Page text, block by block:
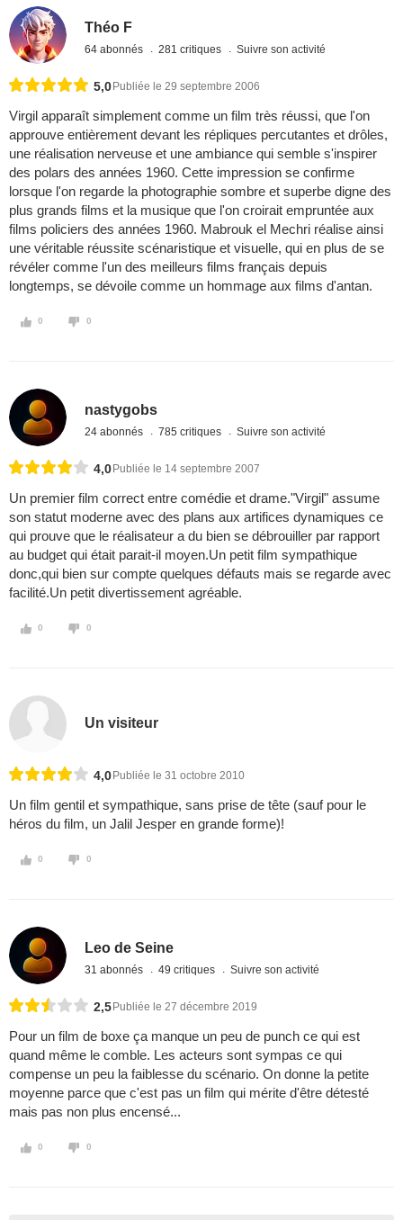
Théo F
64 abonnés 281 critiques Suivre son activité
5,0 Publiée le 29 septembre 2006
Virgil apparaît simplement comme un film très réussi, que l'on
approuve entièrement devant les répliques percutantes et drôles,
une réalisation nerveuse et une ambiance qui semble s'inspirer
des polars des années 1960. Cette impression se confirme
lorsque l'on regarde la photographie sombre et superbe digne des
plus grands films et la musique que l'on croirait empruntée aux
films policiers des années 1960. Mabrouk el Mechri réalise ainsi
une véritable réussite scénaristique et visuelle, qui en plus de se
révéler comme l'un des meilleurs films français depuis
longtemps, se dévoile comme un hommage aux films d'antan.
0 0
nastygobs
24 abonnés 785 critiques Suivre son activité
4,0 Publiée le 14 septembre 2007
Un premier film correct entre comédie et drame."Virgil" assume
son statut moderne avec des plans aux artifices dynamiques ce
qui prouve que le réalisateur a du bien se débrouiller par rapport
au budget qui était parait-il moyen.Un petit film sympathique
donc,qui bien sur compte quelques défauts mais se regarde avec
facilité.Un petit divertissement agréable.
0 0
Un visiteur
4,0 Publiée le 31 octobre 2010
Un film gentil et sympathique, sans prise de tête (sauf pour le
héros du film, un Jalil Jesper en grande forme)!
0 0
Leo de Seine
31 abonnés 49 critiques Suivre son activité
2,5 Publiée le 27 décembre 2019
Pour un film de boxe ça manque un peu de punch ce qui est
quand même le comble. Les acteurs sont sympas ce qui
compense un peu la faiblesse du scénario. On donne la petite
moyenne parce que c'est pas un film qui mérite d'être détesté
mais pas non plus encensé...
0 0